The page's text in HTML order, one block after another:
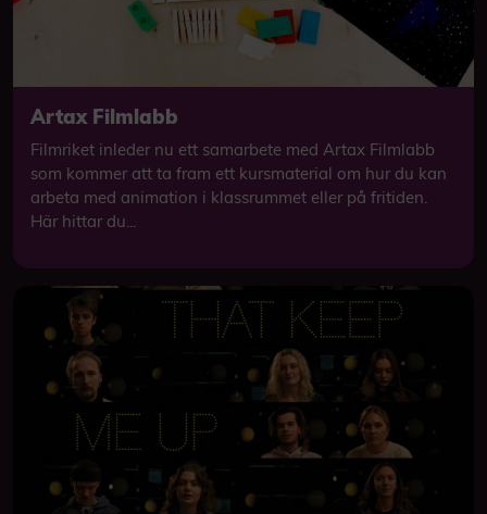
Artax Filmlabb
Filmriket inleder nu ett samarbete med Artax Filmlabb
som kommer att ta fram ett kursmaterial om hur du kan
arbeta med animation i klassrummet eller på fritiden.
Här hittar du...